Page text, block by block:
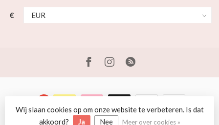
€
© Copyright 2026 Beer en Schaap
Wij slaan cookies op om onze website te verbeteren. Is dat
akkoord?
Ja Nee Meer over cookies »